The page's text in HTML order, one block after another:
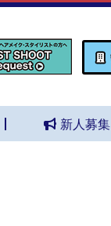
新人募集